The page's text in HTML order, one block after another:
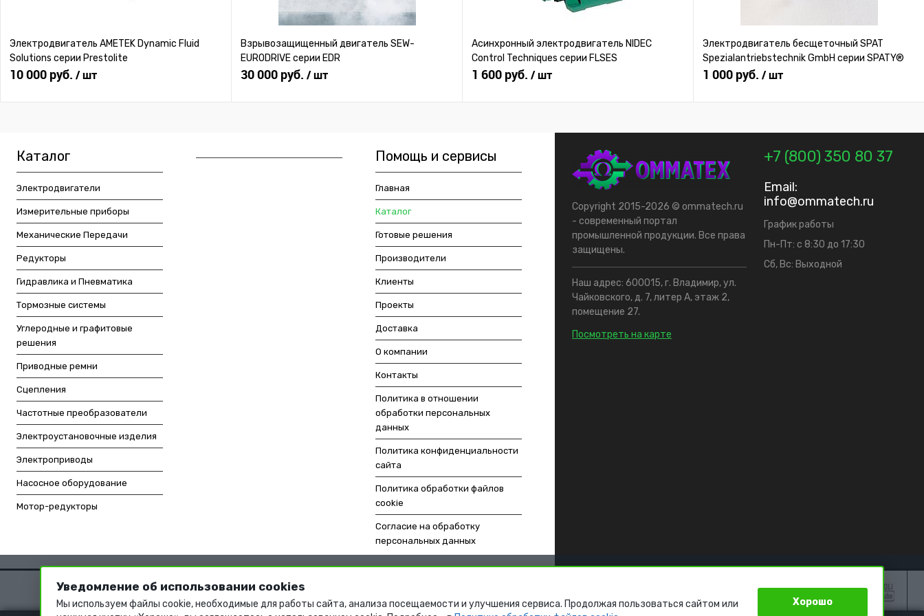
Электродвигатель AMETEK Dynamic Fluid
Solutions серии Prestolite
10 000 руб. / шт
Взрывозащищенный двигатель SEW-
EURODRIVE серии EDR
30 000 руб. / шт
Асинхронный электродвигатель NIDEC
Control Techniques серии FLSES
1 600 руб. / шт
Электродвигатель бесщеточный SPAT
Spezialantriebstechnik GmbH серии SPATY®
1 000 руб. / шт
Каталог
Электродвигатели
Измерительные приборы
Механические Передачи
Редукторы
Гидравлика и Пневматика
Тормозные системы
Углеродные и графитовые
решения
Приводные ремни
Сцепления
Частотные преобразователи
Электроустановочные изделия
Электроприводы
Насосное оборудование
Мотор-редукторы
Помощь и сервисы
Главная
Каталог
Готовые решения
Производители
Клиенты
Проекты
Доставка
О компании
Контакты
Политика в отношении
обработки персональных
данных
Политика конфиденциальности
сайта
Политика обработки файлов
cookie
Согласие на обработку
персональных данных
Copyright 2015-2026 © ommatech.ru
- современный портал
промышленной продукции. Все права
защищены.
Наш адрес: 600015, г. Владимир, ул.
Чайковского, д. 7, литер А, этаж 2,
помещение 27.
Посмотреть на карте
+7 (800) 350 80 37
Email:
info@ommatech.ru
График работы
Пн-Пт: с 8:30 до 17:30
Сб, Вс: Выходной
Уведомление об использовании cookies
Мы используем файлы cookie, необходимые для работы сайта, анализа посещаемости и улучшения сервиса. Продолжая пользоваться сайтом или
Хорошо